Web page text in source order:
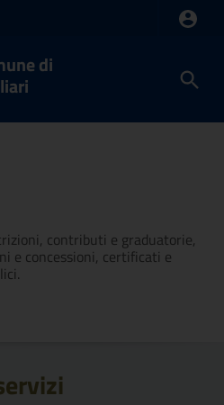
di
contributi e graduatorie,
e concessioni, certificati e